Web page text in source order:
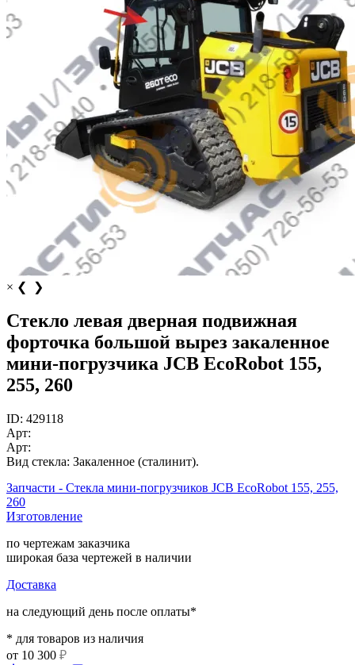
× ❮ ❯
Стекло левая дверная подвижная
форточка большой вырез закаленное
мини-погрузчика JCB EcoRobot 155,
255, 260
ID: 429118
Арт:
Арт:
Вид стекла: Закаленное (сталинит).
Запчасти - Стекла мини-погрузчиков JCB EcoRobot 155, 255,
260
Изготовление
по чертежам заказчика
широкая база чертежей в наличии
Доставка
на следующий день после оплаты*
* для товаров из наличия
от 10 300 ₽